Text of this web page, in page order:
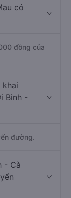
có
đồng của
khai
Bình -
đường.
- Cà